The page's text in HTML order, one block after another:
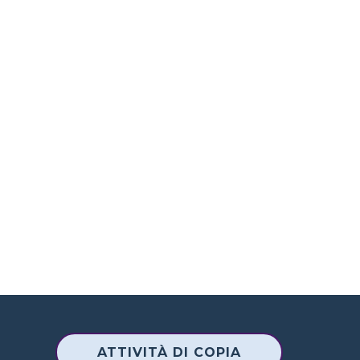
ATTIVITÀ DI COPIA